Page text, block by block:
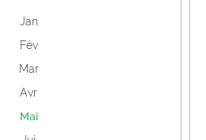
Jan
Fév
Mar
Avr
Mai